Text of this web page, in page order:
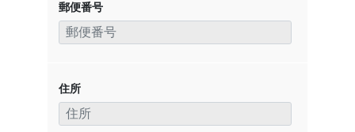
郵便番号
住所